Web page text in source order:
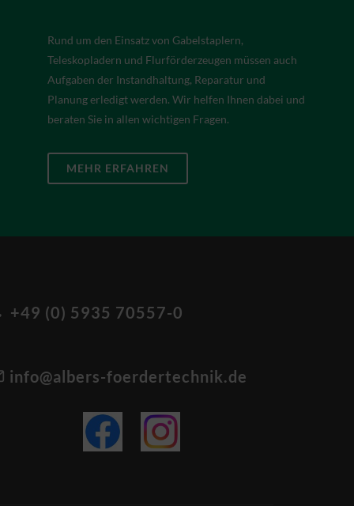
Rund um den Einsatz von Gabelstaplern,
Teleskopladern und Flurförderzeugen müssen auch
Aufgaben der Instandhaltung, Reparatur und
Planung erledigt werden. Wir helfen Ihnen dabei und
beraten Sie in allen wichtigen Fragen.
MEHR ERFAHREN
+49 (0) 5935 70557-0
info@albers-foerdertechnik.de